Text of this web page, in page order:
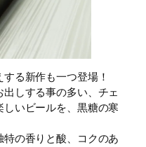
る新作も一つ登場！
出しする事の多い、チェ
いビールを、黒糖の寒
の香りと酸、コクのあ